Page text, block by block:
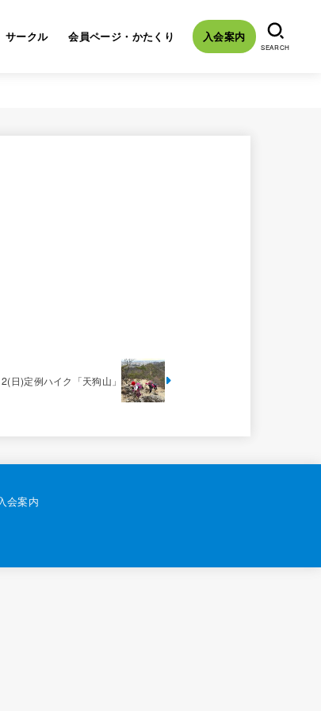
サークル 会員ページ・かたくり 入会案内
SEARCH
日)定例ハイク「天狗山」
入会案内